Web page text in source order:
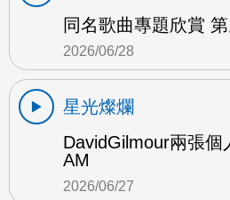
同名歌曲專題欣賞
2026/06/28
星光燦爛
DavidGilmour兩張個
AM
2026/06/27